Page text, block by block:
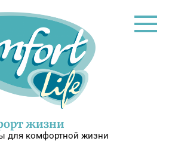
жизни
для комфортной жизни